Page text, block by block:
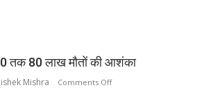
सुरक्षा
का
तक 80 लाख मौतों की आशंका
Mishra Comments Offon